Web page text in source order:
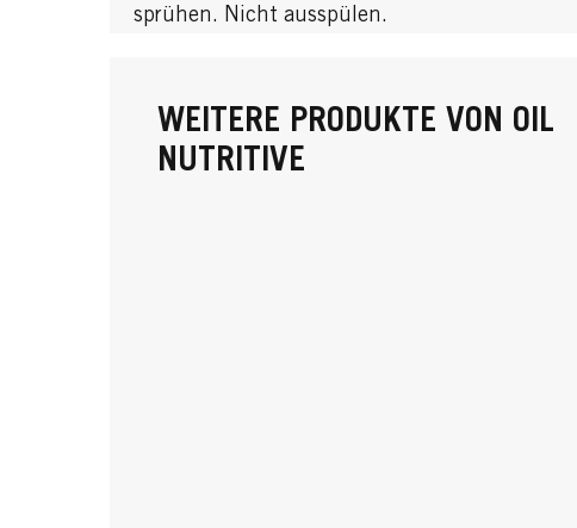
sprühen. Nicht ausspülen.
WEITERE PRODUKTE VON OIL
NUTRITIVE